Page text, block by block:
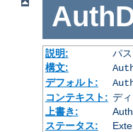
説明:
パ
構文:
デフォルト:
コンテキスト: デ
上書き:
ステータス: